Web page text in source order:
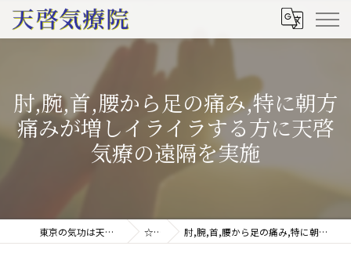
肘,腕,首,腰から足の痛み,特に朝方
痛みが増しイライラする方に天啓
気療の遠隔を実施
東京の気功は天啓気療院(天啓気功療法治療院) ☆ブログ 肘,腕,首,腰から足の痛み,特に朝方痛みが増しイライラする方に天啓気療の遠隔を実施